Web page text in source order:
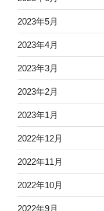
2023年5月
2023年4月
2023年3月
2023年2月
2023年1月
2022年12月
2022年11月
2022年10月
2022年9月